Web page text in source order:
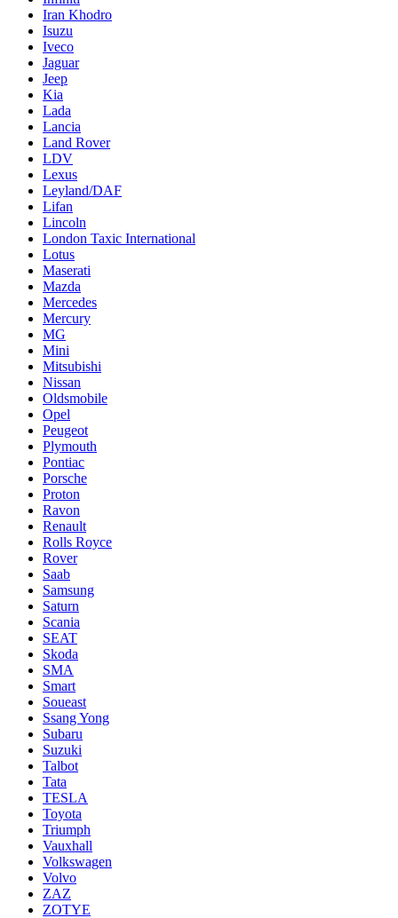
Iran Khodro
Isuzu
Iveco
Jaguar
Jeep
Kia
Lada
Lancia
Land Rover
LDV
Lexus
Leyland/DAF
Lifan
Lincoln
London Taxic International
Lotus
Maserati
Mazda
Mercedes
Mercury
MG
Mini
Mitsubishi
Nissan
Oldsmobile
Opel
Peugeot
Plymouth
Pontiac
Porsche
Proton
Ravon
Renault
Rolls Royce
Rover
Saab
Samsung
Saturn
Scania
SEAT
Skoda
SMA
Smart
Soueast
Ssang Yong
Subaru
Suzuki
Talbot
Tata
TESLA
Toyota
Triumph
Vauxhall
Volkswagen
Volvo
ZAZ
ZOTYE